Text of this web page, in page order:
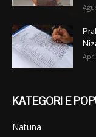
KATEGORI E
Natuna